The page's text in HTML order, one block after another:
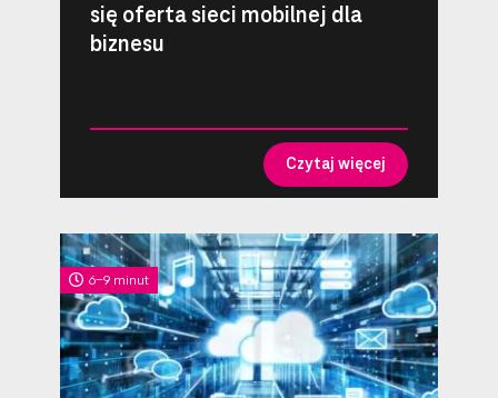
się oferta sieci mobilnej dla
biznesu
Czytaj więcej
6-9 minut